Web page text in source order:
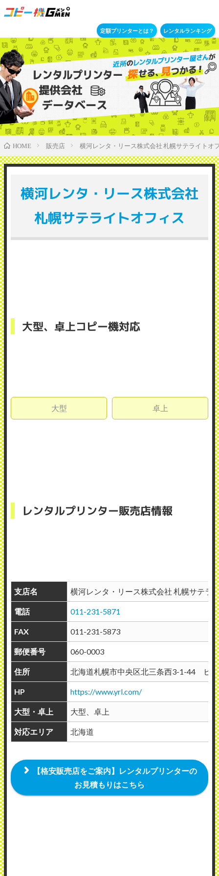
定額プリンターとは？ レンタルランキング
HOME 販売店 横河レンタ・リース株式会社 札幌サテライトオ
横河レンタ・リース株式会社
札幌サテライトオフィス
大型、卓上コピー機対応
大型 卓上
レンタルプリンター販売店情報
支店名 横河レンタ・リース株式会社 札幌サテラ
電話 011-231-5871
FAX 011-231-5873
郵便番号 060-0003
住所 北海道札幌市中央区北三条西3-1-44 ヒ
HP https://www.yrl.com/
大型・卓上 大型、卓上
対応エリア 北海道
【格安販売店をご案内】レンタルプリンターの
お見積もりはこちら